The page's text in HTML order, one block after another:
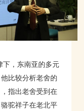
下，东南亚的多元
比较分析老舍的
指出老舍受到在
驼祥子在老北平